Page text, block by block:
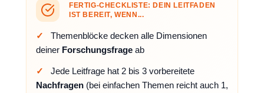
FERTIG-CHECKLISTE: DEIN LEITFADEN
IST BEREIT, WENN...
✓
Themenblöcke decken alle Dimensionen
deiner Forschungsfrage ab
✓
Jede Leitfrage hat 2 bis 3 vorbereitete
Nachfragen (bei einfachen Themen reicht auch 1,